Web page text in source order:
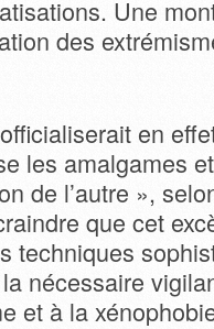
Une
des
en
les amalgames
de l’autre »,
que cet
techniques
nécessaire
et à la